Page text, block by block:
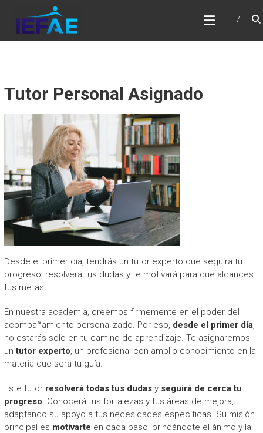
contenido
Tutor Personal Asignado
Desde el primer día, tendrás un tutor experto que seguirá tu
progreso, resolverá tus dudas y te motivará para que alcances
tus metas.
En nuestra academia, creemos firmemente en el poder del
acompañamiento personalizado. Por eso, desde el primer día,
no estarás solo en tu camino de aprendizaje. Te asignaremos
untutor experto, un profesional con amplio conocimiento en la
materia que será tu guía.
Este tutor resolverá todas tus dudasy seguirá de cerca tu
progreso. Conocerá tus fortalezas y tus áreas de mejora,
adaptando su apoyo a tus necesidades específicas. Su misión
principal es motivarte en cada paso, brindándote el ánimo y la